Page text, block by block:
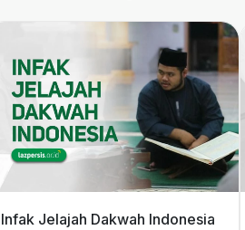
Infak Jelajah Dakwah Indonesia